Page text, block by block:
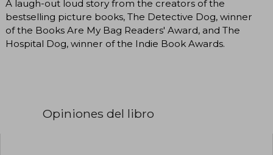
A laugh-out loud story from the creators of the
bestselling picture books, The Detective Dog, winner
of the Books Are My Bag Readers' Award, and The
Hospital Dog, winner of the Indie Book Awards.
Opiniones del libro